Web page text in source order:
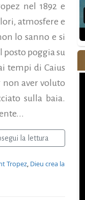
nel 1892 e
atmosfere e
lo sanno e si
poggia su
tempi di Caius
non aver voluto
sulla baia.
la lettura
Tropez, Dieu crea la